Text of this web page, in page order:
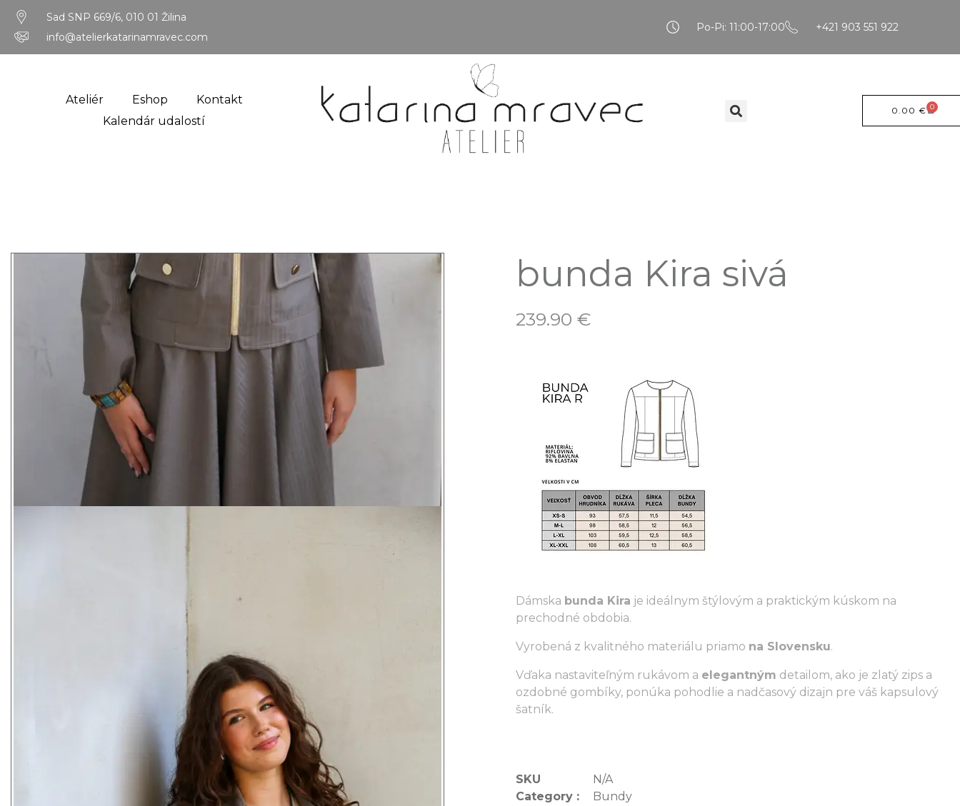
Sad SNP 669/6, 010 01 Žilina
info@atelierkatarinamravec.com
Po-Pi: 11:00-17:00 +421 903 551 922
Ateliér Eshop
Kontakt
Kalendár udalostí
0.00€ 0
bunda Kira sivá
239.90 €
Dámska bunda Kira je ideálnym štýlovým a praktickým kúskom na
prechodné obdobia.
Vyrobená z kvalitného materiálu priamo na Slovensku.
Vďaka nastaviteľným rukávom a elegantným detailom, ako je zlatý zips a
ozdobné gombíky, ponúka pohodlie a nadčasový dizajn pre váš kapsulový
šatník.
SKU
N/A
Category :
Bundy